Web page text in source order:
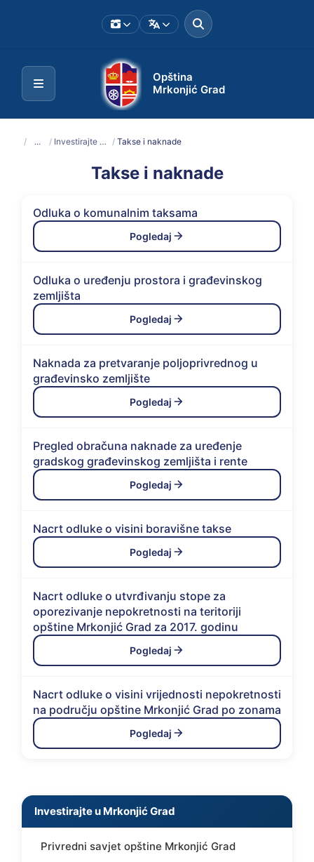
Opština
Mrkonjić Grad
/ ... / Investirajte u Mrkonjić Grad / Takse i naknade
Takse i naknade
Odluka o komunalnim taksama
Pogledaj
Odluka o uređenju prostora i građevinskog
zemljišta
Pogledaj
Naknada za pretvaranje poljoprivrednog u
građevinsko zemljište
Pogledaj
Pregled obračuna naknade za uređenje
gradskog građevinskog zemljišta i rente
Pogledaj
Nacrt odluke o visini boravišne takse
Pogledaj
Nacrt odluke o utvrđivanju stope za
oporezivanje nepokretnosti na teritoriji
opštine Mrkonjić Grad za 2017. godinu
Pogledaj
Nacrt odluke o visini vrijednosti nepokretnosti
na području opštine Mrkonjić Grad po zonama
Pogledaj
Investirajte u Mrkonjić Grad
Privredni savjet opštine Mrkonjić Grad